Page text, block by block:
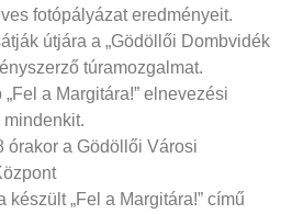
fotópályázat eredményeit.
útjára a „Gödöllői Dombvidék
túramozgalmat.
a Margitára!” elnevezési
órakor a Gödöllői Városi
„Fel a Margitára!” című